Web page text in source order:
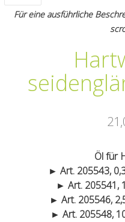
Für eine ausführliche
Öl für
► Art. 205543,
► Art. 205541,
► Art. 205546,
► Art. 205548,